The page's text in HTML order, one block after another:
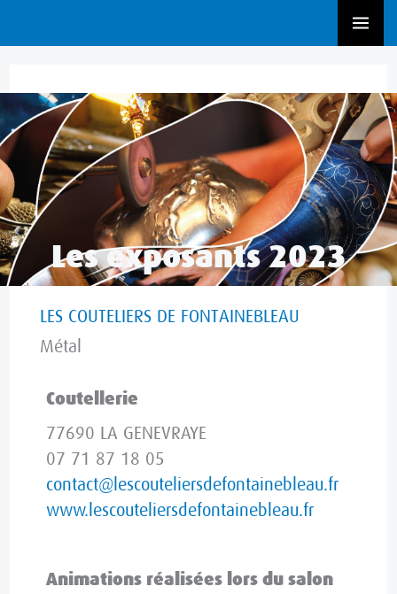
Exposant 2022,Exposant 2023,Métal
Les exposants 2023
LES COUTELIERS DE FONTAINEBLEAU
Métal
Coutellerie
77690 LA GENEVRAYE
07 71 87 18 05
contact@lescouteliersdefontainebleau.fr
www.lescouteliersdefontainebleau.fr
Animations réalisées lors du salon